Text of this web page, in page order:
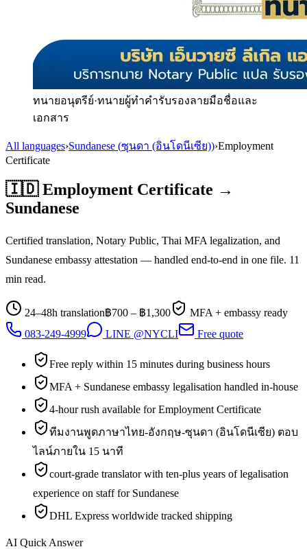
ทนายอนุตรีย์·ทนายผู้ทำคำรับรองลายมือชื่อและ
เอกสาร
All languages›Sundanese (ซุนดา (อินโดนีเซีย))›Employment
Certificate
🇮🇩 Employment Certificate →
Sundanese
Certified translation, Notary Public, Thai MFA legalization, and
Sundanese embassy attestation — handled end-to-end in one file. 11
min read.
24–48h translation฿700 – ฿1,300
MFA + embassy ready
083-249-4999
LINE @NYCLI Free quote
Free reply within 15 minutes during business hours
MFA + Sundanese embassy legalisation handled in-house
4-hour rush available for Employment Certificate
ทีมงานพูดภาษาไทย-อังกฤษ-ซุนดา (อินโดนีเซีย) ตอบ
ไลน์ภายใน 15 นาที
court-grade translator with ten-plus years of legalisation
experience on staff for Sundanese
DHL Express worldwide tracked shipping
AI Quick Answer